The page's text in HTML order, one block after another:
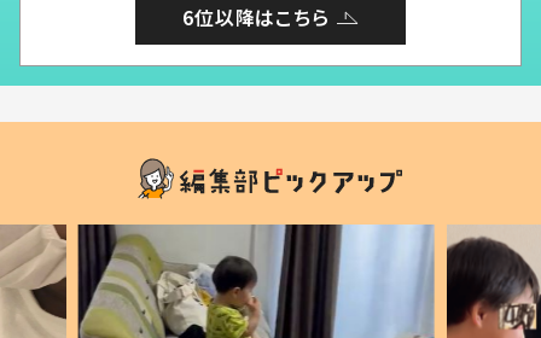
6位以降はこちら